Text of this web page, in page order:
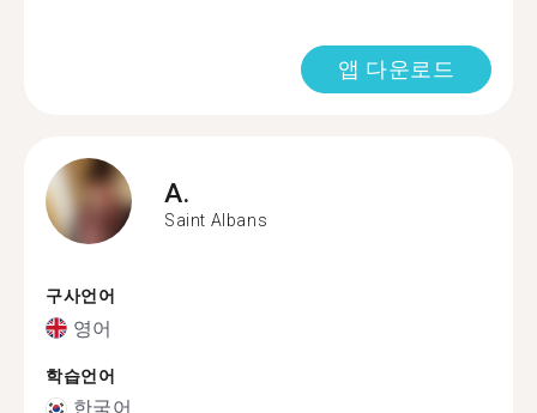
앱 다운로드
A.
Saint Albans
구사언어
영어
학습언어
한국어